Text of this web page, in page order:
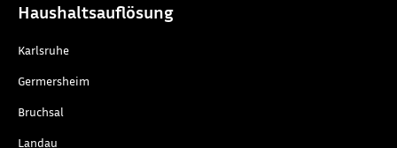
Haushaltsauflösung
Karlsruhe
Germersheim
Bruchsal
Landau